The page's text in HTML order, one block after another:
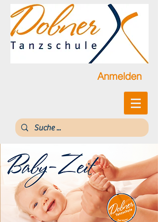
Anmelden